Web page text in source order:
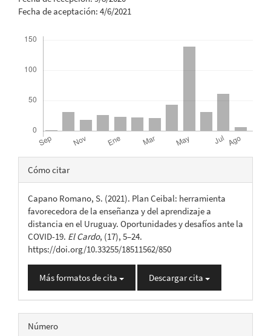
Fecha de aceptación: 4/6/2021
Detalles
del
artículo
Cómo citar
Capano Romano, S. (2021). Plan Ceibal: herramienta
favorecedora de la enseñanza y del aprendizaje a
distancia en el Uruguay. Oportunidades y desafíos ante la
COVID-19. El Cardo, (17), 5–24.
https://doi.org/10.33255/18511562/850
Más formatos de cita Descargar cita
Número